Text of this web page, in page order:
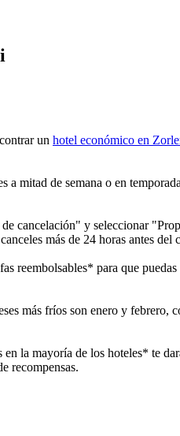
un hotel económico en
mitad de semana o en
cancelación" y seleccionar
más de 24 horas antes
para que puedas
más fríos son enero y
la mayoría de los hoteles* te
recompensas.